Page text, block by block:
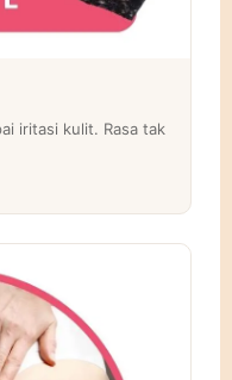
iritasi kulit. Rasa tak